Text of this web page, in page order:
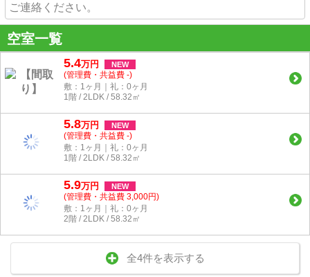
ご連絡ください。
空室一覧
5.4万円 NEW
(管理費・共益費 -)
敷：1ヶ月｜礼：0ヶ月
1階 / 2LDK / 58.32㎡
5.8万円 NEW
(管理費・共益費 -)
敷：1ヶ月｜礼：0ヶ月
1階 / 2LDK / 58.32㎡
5.9万円 NEW
(管理費・共益費 3,000円)
敷：1ヶ月｜礼：0ヶ月
2階 / 2LDK / 58.32㎡
全4件を表示する